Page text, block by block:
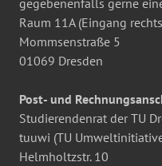
gegebenenfalls gerne
Raum 11A (Eingang
Mommsenstraße 5
01069 Dresden
Post- und
Studierendenrat der TU
tuuwi (TU
Helmholtzstr. 10